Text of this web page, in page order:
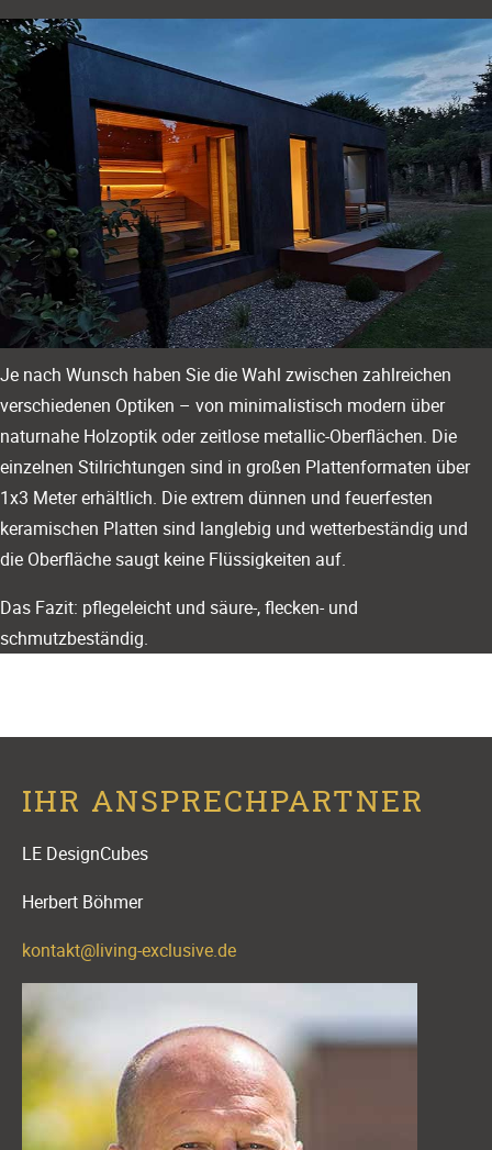
Je nach Wunsch haben Sie die Wahl zwischen zahlreichen
verschiedenen Optiken – von minimalistisch modern über
naturnahe Holzoptik oder zeitlose metallic-Oberflächen. Die
einzelnen Stilrichtungen sind in großen Plattenformaten über
1x3 Meter erhältlich. Die extrem dünnen und feuerfesten
keramischen Platten sind langlebig und wetterbeständig und
die Oberfläche saugt keine Flüssigkeiten auf.
Das Fazit: pflegeleicht und säure-, flecken- und
schmutzbeständig.
IHR ANSPRECHPARTNER
LE DesignCubes
Herbert Böhmer